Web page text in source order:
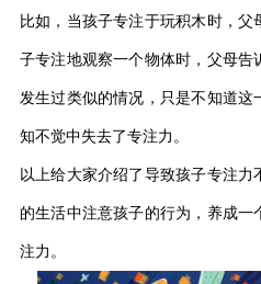
比如，当孩子专注于玩积木时，
子专注地观察一个物体时，父母
发生过类似的情况，只是不知道
知不觉中失去了专注力。
以上给大家介绍了导致孩子专注
的生活中注意孩子的行为，养成
注力。